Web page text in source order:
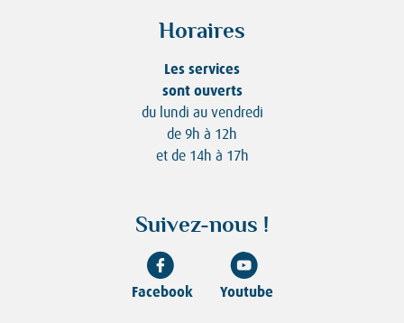
Horaires
Les services
sont ouverts
du lundi au vendredi
de 9h à 12h
et de 14h à 17h
Suivez-nous !
Facebook Youtube